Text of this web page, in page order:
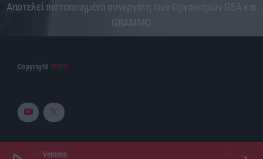
Venteta
Aποτελεί πιστοποιημένο συνεργάτη των Οργανισμών GEA και
GRAMMO
Copyright ΕΡΚΟ